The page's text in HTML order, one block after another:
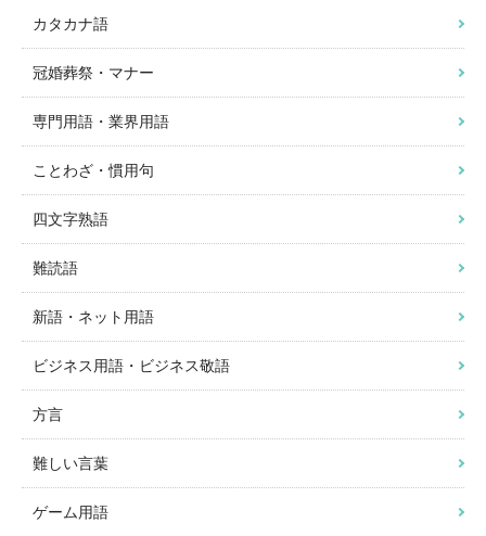
カタカナ語
冠婚葬祭・マナー
専門用語・業界用語
ことわざ・慣用句
四文字熟語
難読語
新語・ネット用語
ビジネス用語・ビジネス敬語
方言
難しい言葉
ゲーム用語